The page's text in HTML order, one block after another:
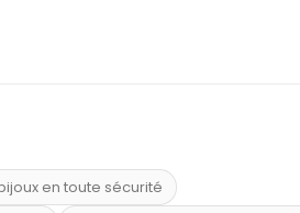
en toute sécurité